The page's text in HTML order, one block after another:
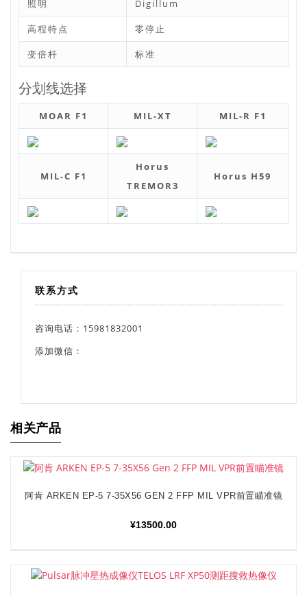
照明 Digillum
高程特点 零停止
变倍杆 标准
分划线选择
MOAR F1 MIL-XT MIL-R F1
MIL-C F1
Horus
TREMOR3
Horus H59
联系方式
咨询电话：15981832001
添加微信：
相关产品
加入购物车
阿肯 ARKEN EP-5 7-35X56 GEN 2 FFP MIL VPR前置瞄准镜
¥13500.00